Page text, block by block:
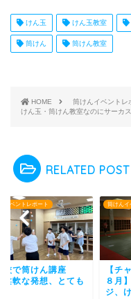
けん玉 けん玉教室
筒けん 筒けん教室
HOME
筒けんイベントレ
けん玉・筒けん教室なのにサーカ
RELATED POST
イベントレポート
校で筒けん講座
軟な発想、とても
筒けんイ
【チ
８月
ジ、